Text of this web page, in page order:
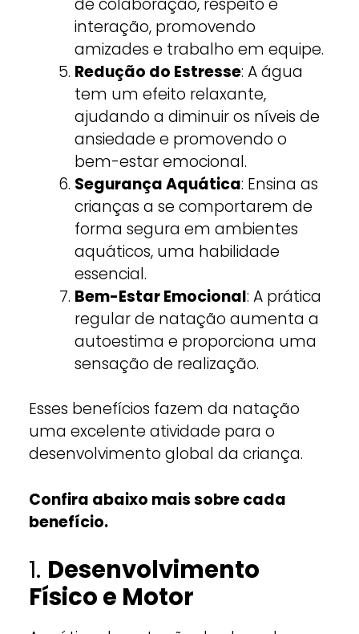
de colaboração, respeito e
interação, promovendo
amizades e trabalho em equipe.
Redução do Estresse: A água
tem um efeito relaxante,
ajudando a diminuir os níveis de
ansiedade e promovendo o
bem-estar emocional.
Segurança Aquática: Ensina as
crianças a se comportarem de
forma segura em ambientes
aquáticos, uma habilidade
essencial.
Bem-Estar Emocional: A prática
regular de natação aumenta a
autoestima e proporciona uma
sensação de realização.
Esses benefícios fazem da natação
uma excelente atividade para o
desenvolvimento global da criança.
Confira abaixo mais sobre cada
benefício.
1. Desenvolvimento
Físico e Motor